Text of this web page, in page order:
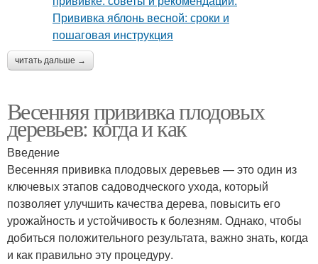
читать дальше →
Весенняя прививка плодовых
деревьев: когда и как
Введение
Весенняя прививка плодовых деревьев — это один из
ключевых этапов садоводческого ухода, который
позволяет улучшить качества дерева, повысить его
урожайность и устойчивость к болезням. Однако, чтобы
добиться положительного результата, важно знать, когда
и как правильно эту процедуру.